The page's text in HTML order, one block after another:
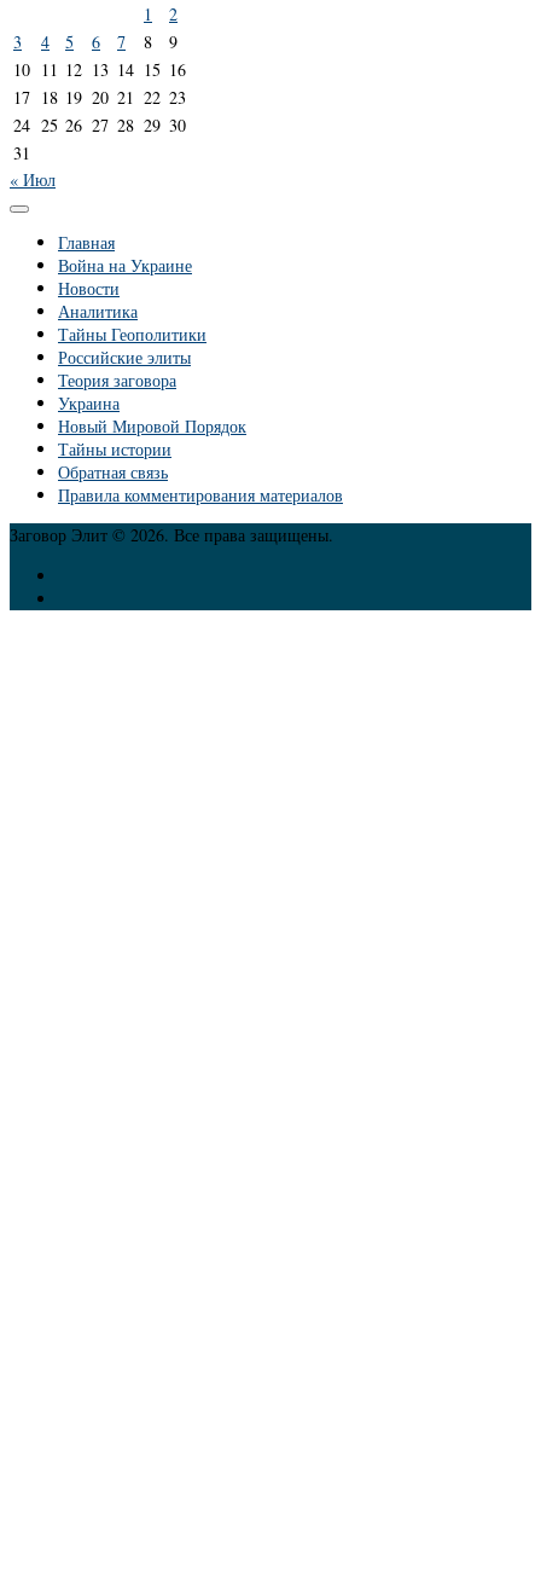
1
2
3
4 5 6 7 8
9
10 11 12 13 14 15 16
17 18 19 20 21 22 23
24 25 26 27 28 29 30
31
« Июл
Главная
Война на Украине
Новости
Аналитика
Тайны Геополитики
Российские элиты
Теория заговора
Украина
Новый Мировой Порядок
Тайны истории
Обратная связь
Правила комментирования материалов
Заговор Элит © 2026. Все права защищены.